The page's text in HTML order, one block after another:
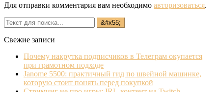
Для отправки комментария вам необходимо авторизоваться.
Свежие записи
Почему накрутка подписчиков в Телеграм окупается
при грамотном подходе
Janome 5500: практичный гид по швейной машинке,
которую стоит понять перед покупкой